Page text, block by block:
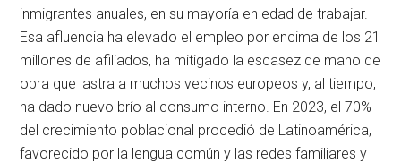
inmigrantes anuales, en su mayoría en edad de trabajar.
Esa afluencia ha elevado el empleo por encima de los 21
millones de afiliados, ha mitigado la escasez de mano de
obra que lastra a muchos vecinos europeos y, al tiempo,
ha dado nuevo brío al consumo interno. En 2023, el 70%
del crecimiento poblacional procedió de Latinoamérica,
favorecido por la lengua común y las redes familiares y